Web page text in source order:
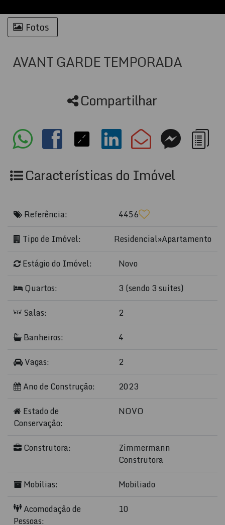
Fotos
AVANT GARDE TEMPORADA
Compartilhar
Características do Imóvel
Referência:
4456
Tipo de Imóvel:
Residencial»Apartamento
Estágio do Imóvel:
Novo
Quartos:
3 (sendo 3 suítes)
Salas:
2
Banheiros:
4
Vagas:
2
Ano de Construção:
2023
Estado de
Conservação:
NOVO
Construtora:
Zimmermann
Construtora
Mobílias:
Mobiliado
Acomodação de
Pessoas:
10